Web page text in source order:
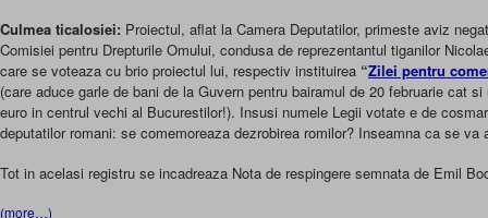
Culmea ticalosiei: Proiectul, aflat la Camera Deputatilor, primeste aviz
Comisiei pentru Drepturile Omului, condusa de reprezentantul tiganilor
care se voteaza cu brio proiectul lui, respectiv instituirea “Zilei pentru
(care aduce garle de bani de la Guvern pentru bairamul de 20 februarie cat
euro in centrul vechi al Bucurestilor!). Insusi numele Legii votate e de
deputatilor romani: se comemoreaza dezrobirea romilor? Inseamna ca se va
Tot in acelasi registru se incadreaza Nota de respingere semnata de Emil
(more…)